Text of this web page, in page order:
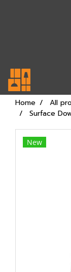
Home All
Surface
New